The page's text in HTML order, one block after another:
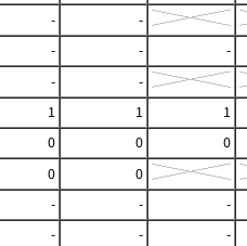
-
-
- - -
-
-
1 1 1
0 0 0
0
0
- - -
- - -